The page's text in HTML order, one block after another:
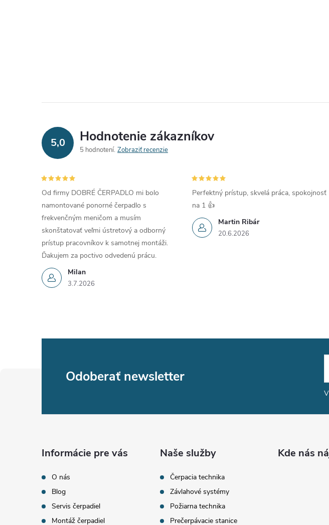
5,0 Hodnotenie zákazníkov
5 hodnotení Zobraziť recenzie
Milan
3.7.2026
Od firmy DOBRÉ ČERPADLO mi bolo
namontované ponorné čerpadlo s
frekvenčným meničom a musím
skonštatovať veľmi ústretový a odborný
prístup pracovníkov k samotnej montáži.
Ďakujem za poctivo odvedenú prácu.
Martin Ribár
20.6.2026
Perfektný prístup, skvelá práca, spokojnosť
na 1 👍
Odoberať newsletter
Informácie pre vás
O nás
Blog
Servis čerpadiel
Montáž čerpadiel
Naše služby
Čerpacia technika
Závlahové systémy
Požiarna technika
Prečerpávacie stanice
Kde nás